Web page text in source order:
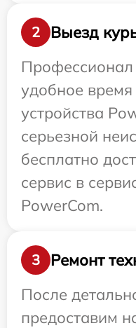
2
Выезд
Профессионал
удобное
устройства
серьезной
бесплатно
сервис в
PowerCom.
3
Ремонт
После
предоставим